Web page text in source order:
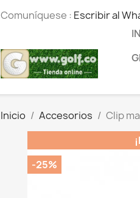
Comuníquese : Escribir al
Inicio Accesorios
Clip
-25%